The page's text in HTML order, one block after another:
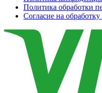
Политика обработки
Согласие на